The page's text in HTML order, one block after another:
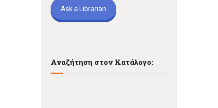
Ask a Librarian
Αναζήτηση στον Κατάλογο: